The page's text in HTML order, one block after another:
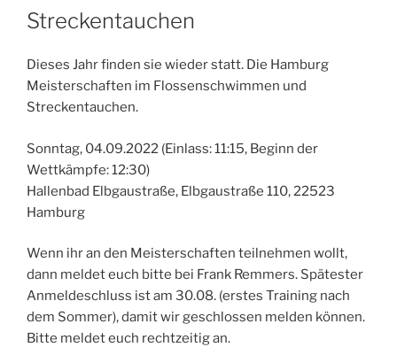
Streckentauchen
Dieses Jahr finden sie wieder statt. Die Hamburg
Meisterschaften im Flossenschwimmen und
Streckentauchen.
Sonntag, 04.09.2022 (Einlass: 11:15, Beginn der
Wettkämpfe: 12:30)
Hallenbad Elbgaustraße, Elbgaustraße 110, 22523
Hamburg
Wenn ihr an den Meisterschaften teilnehmen wollt,
dann meldet euch bitte bei Frank Remmers. Spätester
Anmeldeschluss ist am 30.08. (erstes Training nach
dem Sommer), damit wir geschlossen melden können.
Bitte meldet euch rechtzeitig an.